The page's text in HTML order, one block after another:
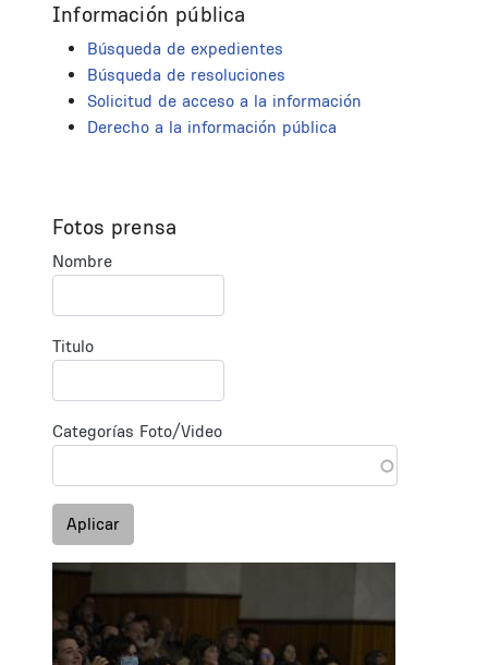
Información pública
Búsqueda de expedientes
Búsqueda de resoluciones
Solicitud de acceso a la información
Derecho a la información pública
Fotos prensa
Nombre
Titulo
Categorías Foto/Video
Aplicar